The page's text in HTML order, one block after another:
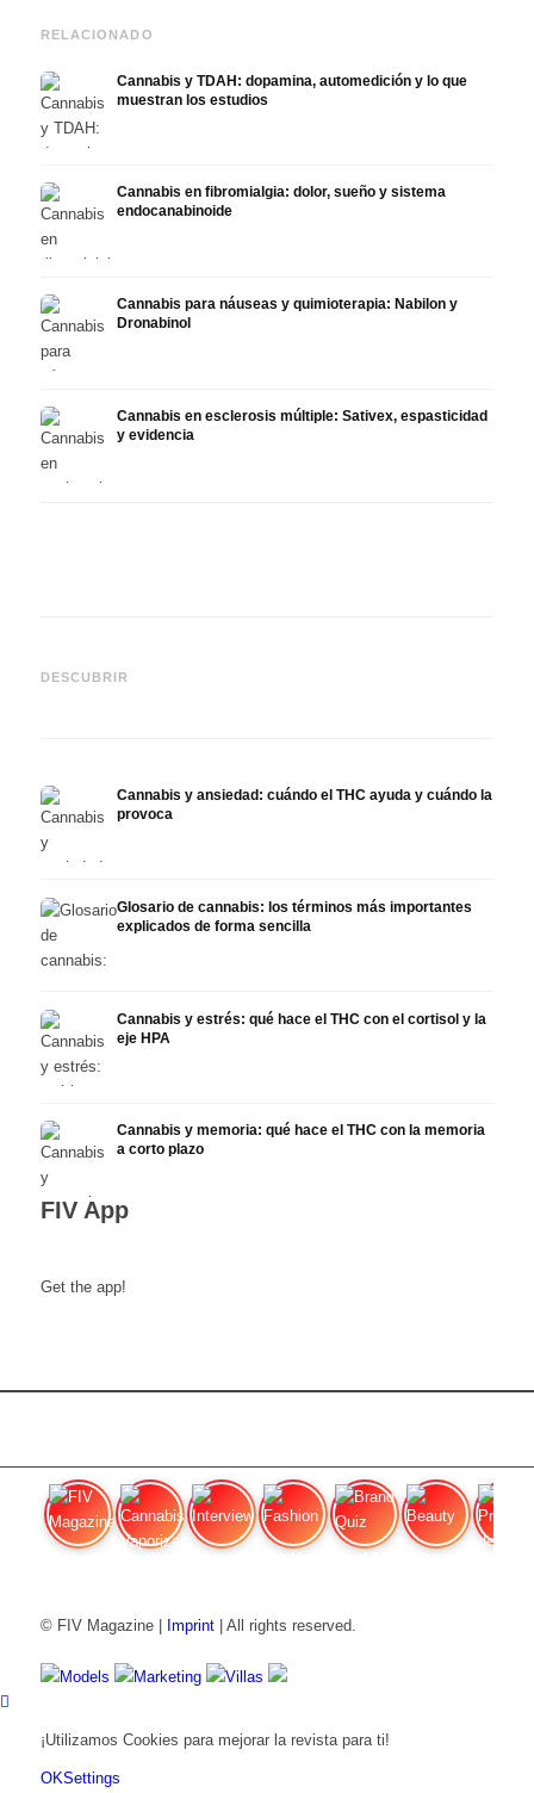
RELACIONADO
Cannabis y TDAH: dopamina, automedición y lo que
muestran los estudios
Cannabis en fibromialgia: dolor, sueño y sistema
endocanabinoide
Cannabis para náuseas y quimioterapia: Nabilon y
Dronabinol
Cannabis en esclerosis múltiple: Sativex, espasticidad
y evidencia
DESCUBRIR
Epidiolex y el estado actual
Cannabis y ansiedad: cuándo el THC ayuda y cuándo la
provoca
Glosario de cannabis: los términos más importantes
explicados de forma sencilla
Cannabis y estrés: qué hace el THC con el cortisol y la
eje HPA
Cannabis y memoria: qué hace el THC con la memoria
a corto plazo
FIV App
Get the app!
© FIV Magazine | Imprint| All rights reserved.
Models Marketing Villas
¡Utilizamos Cookies para mejorar la revista para ti!
OKSettings